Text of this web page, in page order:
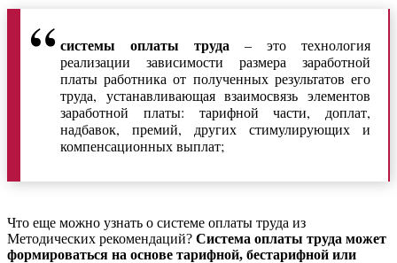
системы оплаты труда – это технология
реализации зависимости размера заработной
платы работника от полученных результатов его
труда, устанавливающая взаимосвязь элементов
заработной платы: тарифной части, доплат,
надбавок, премий, других стимулирующих и
компенсационных выплат;
Что еще можно узнать о системе оплаты труда из
Методических рекомендаций? Система оплаты труда может
формироваться на основе тарифной, бестарифной или